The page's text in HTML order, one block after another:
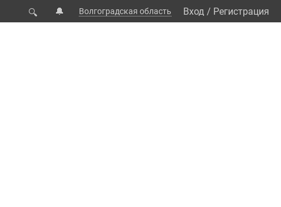
🔍 🔔 Волгоградская область Вход / Регистрация